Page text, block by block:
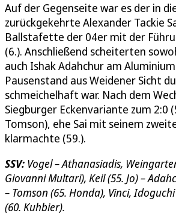
Auf der Gegenseite war es der in
zurückgekehrte Alexander Tackie
Ballstafette der 04er mit der
(6.). Anschließend scheiterten
auch Ishak Adahchur am
Pausenstand aus Weidener Sicht
schmeichelhaft war. Nach dem
Siegburger Eckenvariante zum 2:0
Tomson), ehe Sai mit seinem
klarmachte (59.).
SSV: Vogel – Athanasiadis,
Giovanni Multari), Keil (55. Jo) –
– Tomson (65. Honda), Vinci,
(60. Kuhbier).